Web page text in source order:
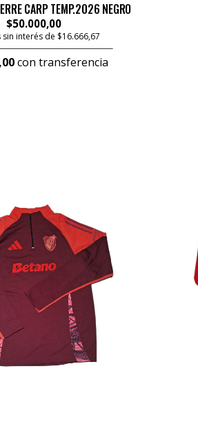
CARP TEMP.2026 NEGRO
$50.000,00
sin interés de $16.666,67
con transferencia